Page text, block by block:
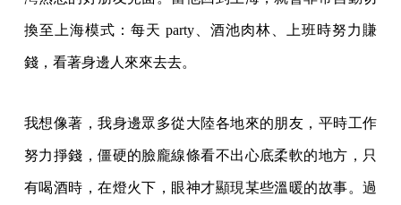
換至上海模式：每天 party、酒池肉林、上班時努力賺
錢，看著身邊人來來去去。
我想像著，我身邊眾多從大陸各地來的朋友，平時工作
努力掙錢，僵硬的臉龐線條看不出心底柔軟的地方，只
有喝酒時，在燈火下，眼神才顯現某些溫暖的故事。過